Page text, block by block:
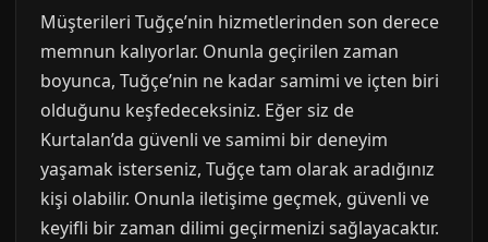
Müşterileri Tuğçe’nin hizmetlerinden son derece
memnun kalıyorlar. Onunla geçirilen zaman
boyunca, Tuğçe’nin ne kadar samimi ve içten biri
olduğunu keşfedeceksiniz. Eğer siz de
Kurtalan’da güvenli ve samimi bir deneyim
yaşamak isterseniz, Tuğçe tam olarak aradığınız
kişi olabilir. Onunla iletişime geçmek, güvenli ve
keyifli bir zaman dilimi geçirmenizi sağlayacaktır.